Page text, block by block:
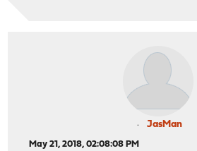
JasMan
May 21, 2018, 02:08:08 PM